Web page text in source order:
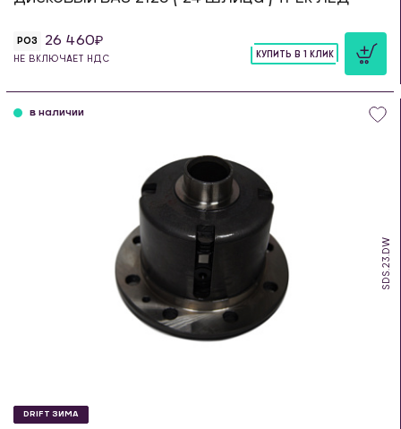
РОЗ 26 460
НЕ ВКЛЮЧАЕТ НДС
КУПИТЬ В 1 КЛИК
SDS.23.DW
в наличии
DRIFT ЗИМА